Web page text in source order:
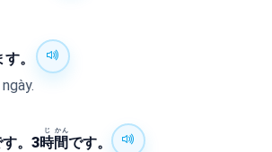
。
。3時
じ
間
かん
です。